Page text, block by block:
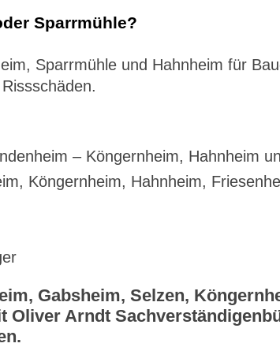
Sparrmühle?
Sparrmühle und Hahnheim für
– Köngernheim, Hahnheim
Köngernheim, Hahnheim,
Gabsheim, Selzen,
Arndt